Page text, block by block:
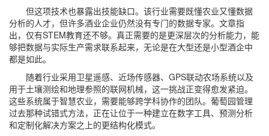
但这项技术也暴露出技能缺口。该行业需要既懂农业又懂数据
分析的人才，但许多酒业企业仍然没有专门的数据专家。文章指
出，仅有STEM教育还不够。真正需要的是更深层次的分析能力，能
够把数据与实际生产需求联系起来，无论是在大型还是小型酒企中
都是如此。
随着行业采用卫星遥感、近场传感器、GPS联动农场系统以及
用于土壤测绘和地理参照的联网机械，这一挑战正变得愈发紧迫。
这些系统属于智慧农业，需要能够跨学科协作的团队。葡萄园管理
过去那种试错式方法，正在让位于一种建立在数字工具、预测分析
和定制化解决方案之上的更结构化模式。